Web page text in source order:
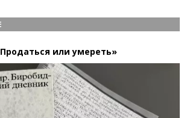
или умереть»